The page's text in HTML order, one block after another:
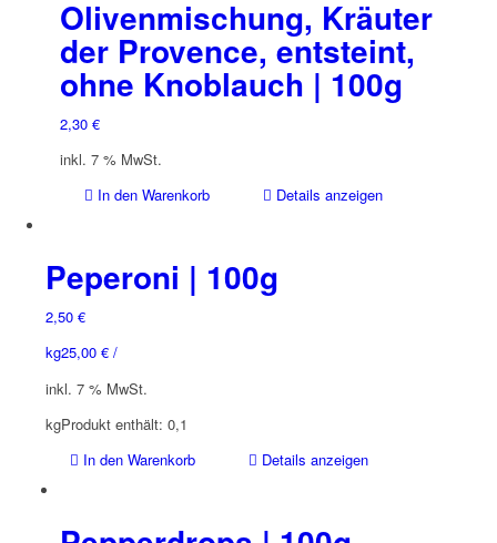
Olivenmischung, Kräuter
der Provence, entsteint,
ohne Knoblauch | 100g
2,30 €
inkl. 7 % MwSt.
In den Warenkorb
Details anzeigen
Peperoni | 100g
2,50 €
25,00 €/
kg
inkl. 7 % MwSt.
Produkt enthält: 0,1
kg
In den Warenkorb
Details anzeigen